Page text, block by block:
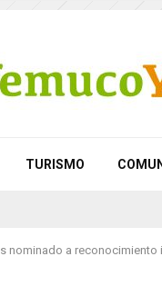
TURISMO
nominado a